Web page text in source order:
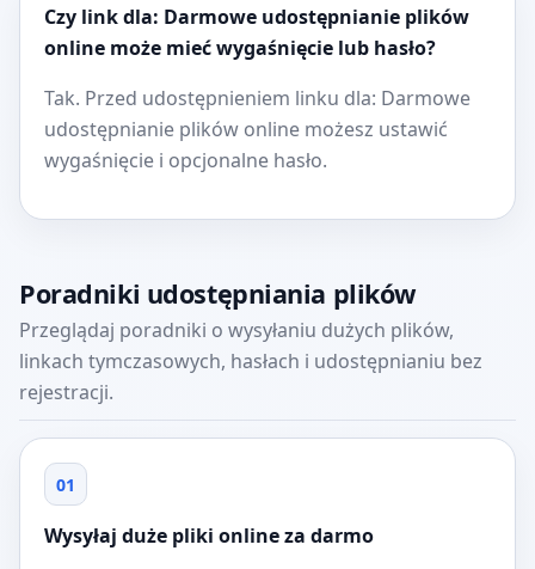
Czy link dla: Darmowe udostępnianie plików
online może mieć wygaśnięcie lub hasło?
Tak. Przed udostępnieniem linku dla: Darmowe
udostępnianie plików online możesz ustawić
wygaśnięcie i opcjonalne hasło.
Poradniki udostępniania plików
Przeglądaj poradniki o wysyłaniu dużych plików,
linkach tymczasowych, hasłach i udostępnianiu bez
rejestracji.
01
Wysyłaj duże pliki online za darmo